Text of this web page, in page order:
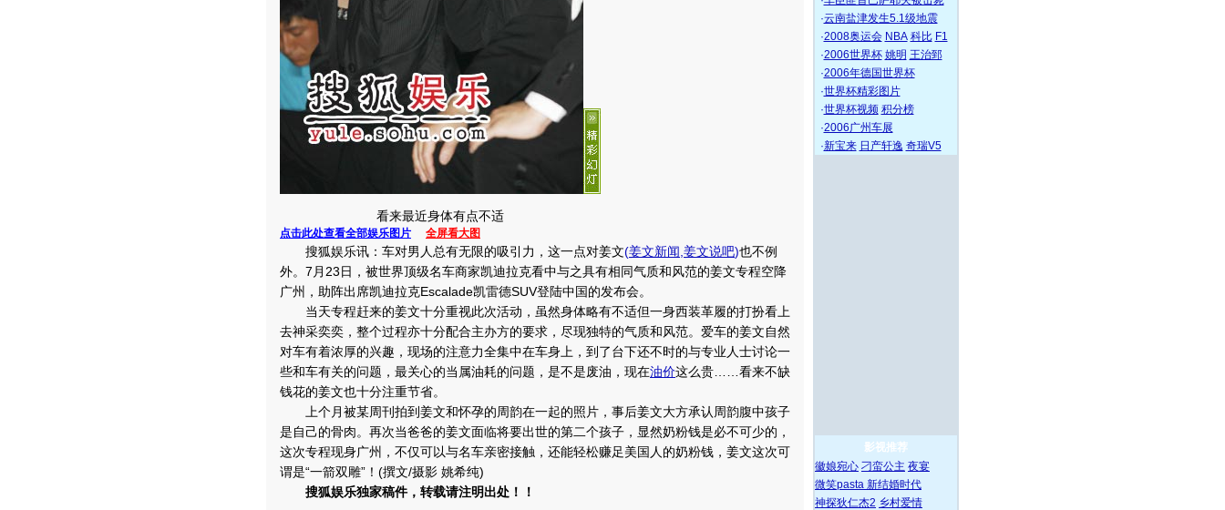
看来最近身体有点不适
点击此处查看全部娱乐图片 全屏看大图
搜狐娱乐讯：车对男人总有无限的吸引力，这一点对姜文(姜文新闻 姜文说吧)也不例
外。7月23日，被世界顶级名车商家凯迪拉克看中与之具有相同气质和风范的姜文专程空降
广州，助阵出席凯迪拉克Escalade凯雷德SUV登陆中国的发布会。
当天专程赶来的姜文十分重视此次活动，虽然身体略有不适但一身西装革履的打扮看上
去神采奕奕，整个过程亦十分配合主办方的要求，尽现独特的气质和风范。爱车的姜文自然
对车有着浓厚的兴趣，现场的注意力全集中在车身上，到了台下还不时的与专业人士讨论一
些和车有关的问题，最关心的当属油耗的问题，是不是废油，现在油价这么贵……看来不缺
钱花的姜文也十分注重节省。
上个月被某周刊拍到姜文和怀孕的周韵在一起的照片，事后姜文大方承认周韵腹中孩子
是自己的骨肉。再次当爸爸的姜文面临将要出世的第二个孩子，显然奶粉钱是必不可少的，
这次专程现身广州，不仅可以与名车亲密接触，还能轻松赚足美国人的奶粉钱，姜文这次可
谓是“一箭双雕”！(撰文/摄影 姚希纯)
搜狐娱乐独家稿件，转载请注明出处！！
·云南盐津发生5.1级地震
·2008奥运会 NBA 科比 F1
·2006世界杯 姚明 王治郅
·2006年德国世界杯
·世界杯精彩图片
·世界杯视频 积分榜
·2006广州车展
·新宝来 日产轩逸 奇瑞V5
影视推荐
徽娘宛心 刁蛮公主 夜宴
微笑pasta 新结婚时代
神探狄仁杰2 乡村爱情